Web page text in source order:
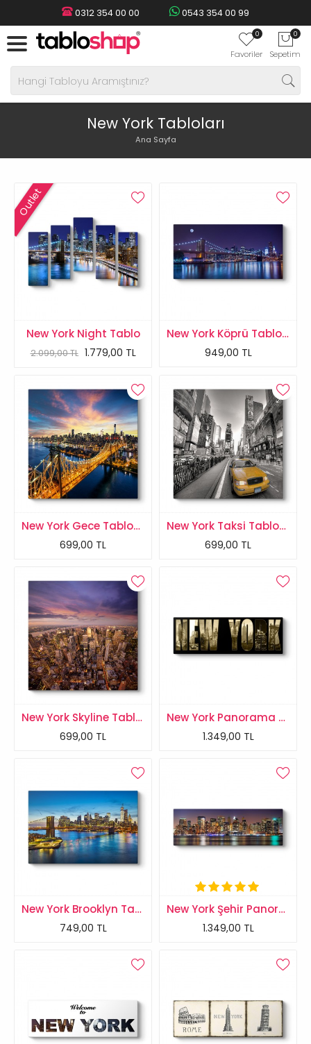
0312 354 00 00 0543 354 00 99
0
Favoriler
0
Sepetim
New York Tabloları
Ana Sayfa
Outlet
New York Night Tablo
2.099,00 TL 1.779,00 TL
New York Köprü Tablosu
949,00 TL
New York Gece Tablosu
699,00 TL
New York Taksi Tablosu
699,00 TL
New York Skyline Tablosu
699,00 TL
New York Panorama Tablo
1.349,00 TL
New York Brooklyn Tablosu
749,00 TL
New York Şehir Panorama Tablosu
1.349,00 TL